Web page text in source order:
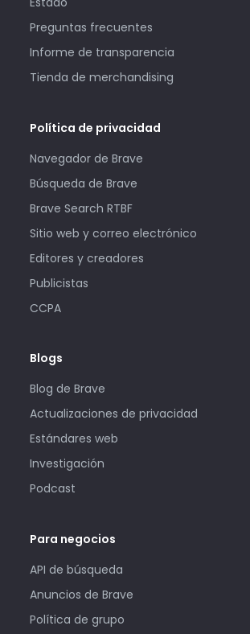
Preguntas frecuentes
Informe de transparencia
Tienda de merchandising
Política de privacidad
Navegador de Brave
Búsqueda de Brave
Brave Search RTBF
Sitio web y correo electrónico
Editores y creadores
Publicistas
CCPA
Blogs
Blog de Brave
Actualizaciones de privacidad
Estándares web
Investigación
Podcast
Para negocios
API de búsqueda
Anuncios de Brave
Política de grupo